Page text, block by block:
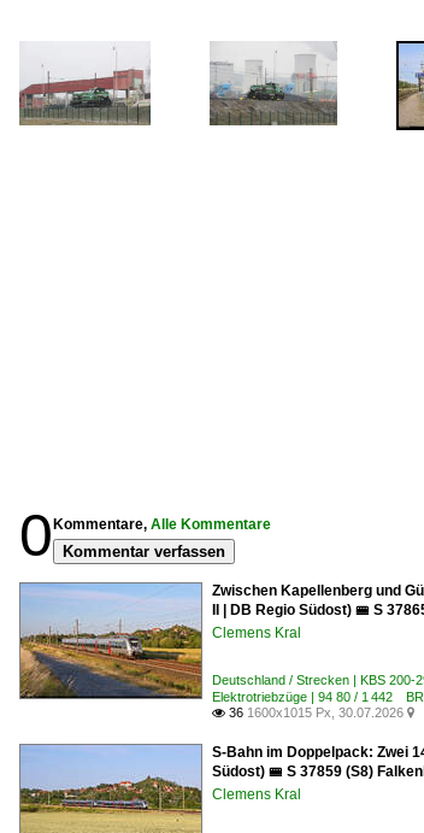
0 Kommentare, Alle Kommentare
Kommentar verfassen
Zwischen Kapellenberg und
II | DB Regio Südost) 🚝 S
Clemens Kral
Deutschland / Strecken | KBS 200-
Elektrotriebzüge | 94 80 / 1 442
 36 1600x1015 Px, 30.07.2026 
S-Bahn im Doppelpack: Zwei
Südost) 🚝 S 37859 (S8)
Clemens Kral